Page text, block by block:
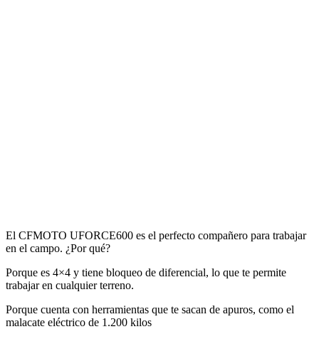
El CFMOTO UFORCE600 es el perfecto compañero para trabajar
en el campo. ¿Por qué?
Porque es 4×4 y tiene bloqueo de diferencial, lo que te permite
trabajar en cualquier terreno.
Porque cuenta con herramientas que te sacan de apuros, como el
malacate eléctrico de 1.200 kilos